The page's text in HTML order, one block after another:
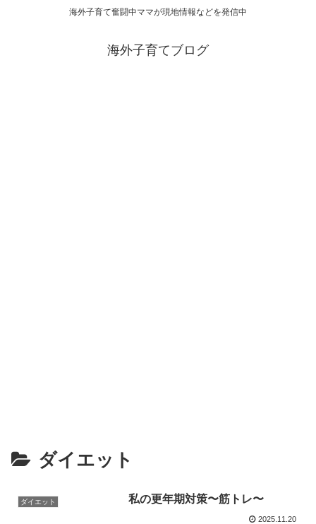
海外子育て奮闘中ママが現地情報などを発信中
海外子育てブログ
ダイエット
ダイエット 私の更年期対策〜筋トレ〜
2025.11.20